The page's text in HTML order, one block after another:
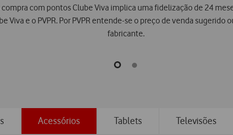
com pontos Clube Viva implica uma fidelização de 24
Viva e o PVPR. Por PVPR entende-se o preço de venda
fabricante.
go
go
Acessórios Tablets Televisões